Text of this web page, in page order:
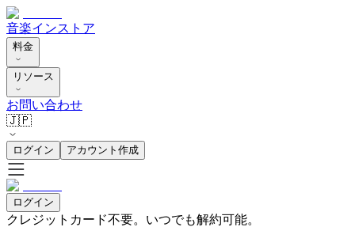
音楽インストア
料金
リソース
お問い合わせ
🇯🇵
ログイン アカウント作成
ログイン
クレジットカード不要。いつでも解約可能。